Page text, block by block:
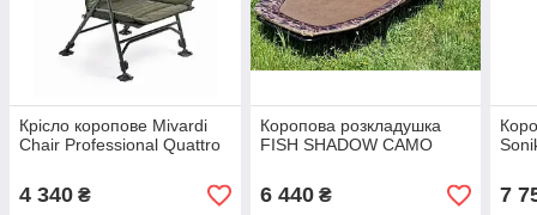
Крісло коропове Mivardi
Chair Professional Quattro
4 340 ₴
Коропова розкладушка
FISH SHADOW CAMO
6 440₴ 7